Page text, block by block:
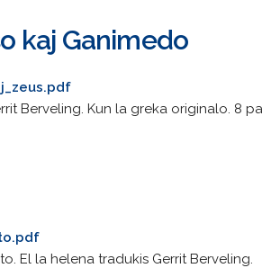
kaj Ganimedo
Berveling. Kun la greka originalo. 8
El la helena tradukis Gerrit Berveling.